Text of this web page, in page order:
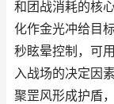
和团战消耗的核
化作金光冲给目
秒眩晕控制，可
入战场的决定因
聚罡风形成护盾